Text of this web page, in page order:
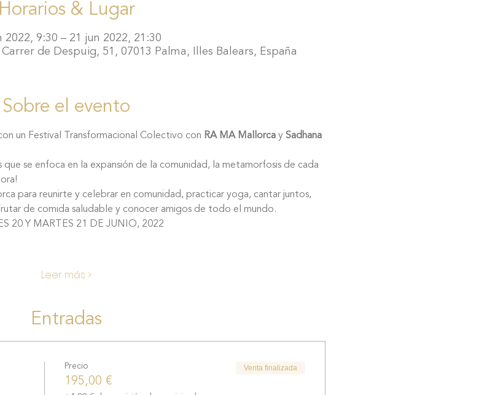
Horarios & Lugar
2022, 9:30 – 21 jun 2022, 21:30
Carrer de Despuig, 51, 07013 Palma, Illes Balears, España
Sobre el evento
un Festival Transformacional Colectivo con RA MA Mallorca y Sadhana
de comida saludable y conocer amigos de todo el mundo.
20 Y MARTES 21 DE JUNIO, 2022
Leer más >
Entradas
Precio
195,00 €
Venta finalizada